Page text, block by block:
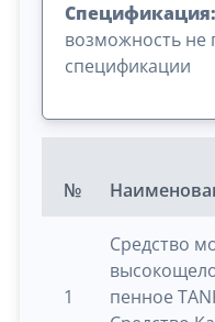
Спецификация:
возможность не
спецификации
№
1
Средство
пенное